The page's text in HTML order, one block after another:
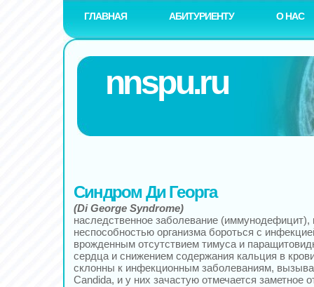
ГЛАВНАЯ АБИТУРИЕНТУ О НАС
nnspu.ru
Синдром Ди Георга
(Di George Syndrome)
наследственное заболевание (иммунодефицит),
неспособностью организма бороться с
врожденным отсутствием тимуса и
сердца и снижением содержания кальция в
склонны к инфекционным заболеваниям,
Candida, и у них зачастую отмечается заметное